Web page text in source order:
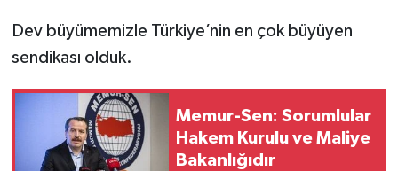
Dev büyümemizle Türkiye’nin en çok büyüyen
sendikası olduk.
Memur-Sen: Sorumlular
Hakem Kurulu ve Maliye
Bakanlığıdır